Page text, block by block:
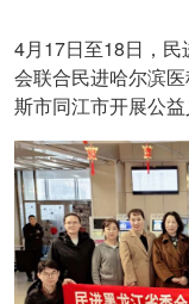
4月 17日至18 日，民
会联合民进哈尔滨
斯市同江市开展公益